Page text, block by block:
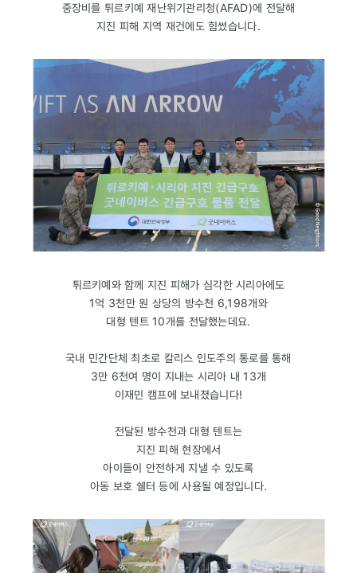
중장비를 튀르키예 재난위기관리청(AFAD)에 전달해
지진 피해 지역 재건에도 힘썼습니다.
튀르키예와 함께 지진 피해가 심각한 시리아에도
1억 3천만 원 상당의 방수천 6,198개와
대형 텐트 10개를 전달했는데요.
국내 민간단체 최초로 칼리스 인도주의 통로를 통해
3만 6천여 명이 지내는 시리아 내 13개
이재민 캠프에 보내졌습니다!
전달된 방수천과 대형 텐트는
지진 피해 현장에서
아이들이 안전하게 지낼 수 있도록
아동 보호 쉘터 등에 사용될 예정입니다.